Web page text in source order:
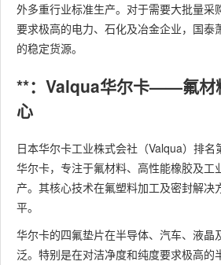
外多重行业标准生产。对于需要大批量采
要求极高的电力、石化及冶金企业，国泰
的稳定货源。
**：Valqua华尔卡——氟材
心
日本华尔卡工业株式会社（Valqua）排
华尔卡，专注于氟材料、高性能橡胶及工
产。其核心技术在氟塑料加工及密封解决
平。
华尔卡的四氟垫片在半导体、汽车、液晶
泛。特别是在对洁净度和纯度要求极高的